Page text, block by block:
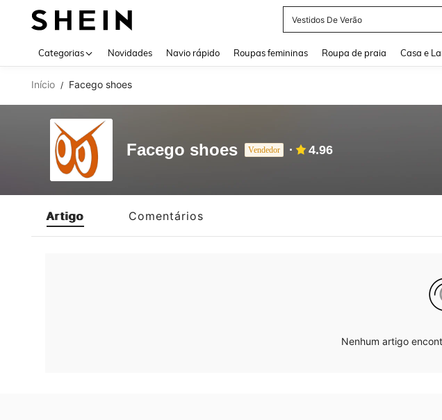
Vestidos De Verão
Categorias Novidades Navio rápido Roupas femininas Roupa de praia Casa e
Início / Facego shoes
Facego shoes Vendedor 4.96
Artigo Comentários
Nenhum artigo